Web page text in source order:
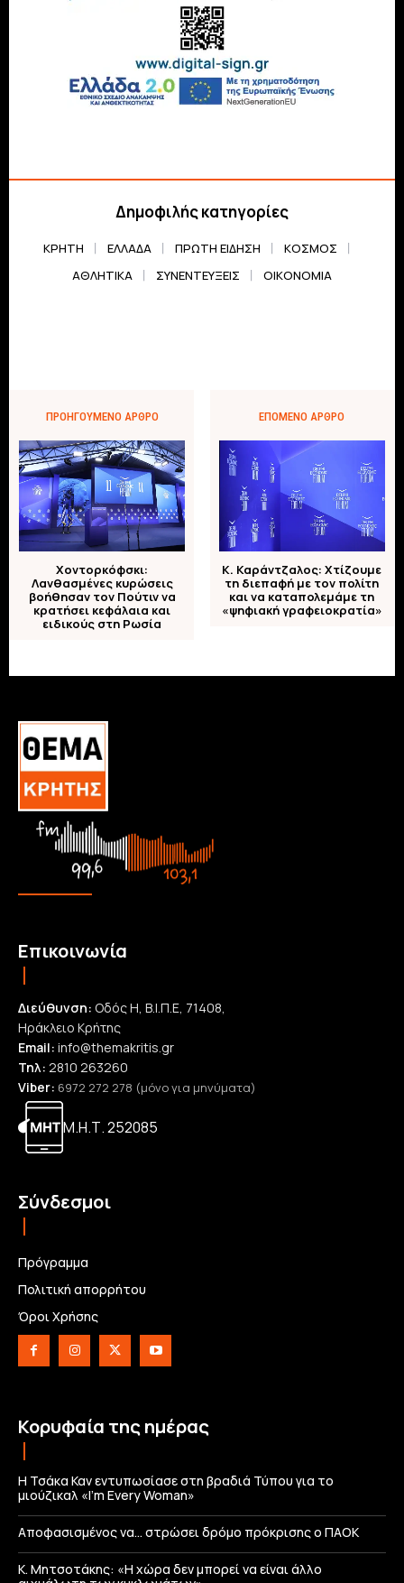
Δημοφιλής κατηγορίες
ΚΡΗΤΗ ΕΛΛΆΔΑ ΠΡΏΤΗ ΕΊΔΗΣΗ
ΚΌΣΜΟΣ
ΑΘΛΗΤΙΚΆ
ΣΥΝΕΝΤΕΎΞΕΙΣ ΟΙΚΟΝΟΜΊΑ
ΠΡΟΗΓΟΎΜΕΝΟ ΆΡΘΡΟ
Χοντορκόφσκι:
Λανθασμένες κυρώσεις
βοήθησαν τον Πούτιν να
κρατήσει κεφάλαια και
ειδικούς στη Ρωσία
ΕΠΌΜΕΝΟ ΆΡΘΡΟ
Κ. Καράντζαλος: Χτίζουμε
τη διεπαφή με τον πολίτη
και να καταπολεμάμε τη
«ψηφιακή γραφειοκρατία»
Επικοινωνία
Διεύθυνση: Οδός Η, Β.Ι.Π.Ε, 71408,
Ηράκλειο Κρήτης
Email: info@themakritis.gr
Τηλ: 2810 263260
Viber: 6972 272 278 (μόνο για μηνύματα)
Μ.Η.Τ. 252085
Σύνδεσμοι
Πρόγραμμα
Πολιτική απορρήτου
Όροι Χρήσης
Κορυφαία της ημέρας
Η Τσάκα Καν εντυπωσίασε στη βραδιά Τύπου για το
μιούζικαλ «I’m Every Woman»
Αποφασισμένος να… στρώσει δρόμο πρόκρισης ο ΠΑΟΚ
Κ. Μητσοτάκης: «Η χώρα δεν μπορεί να είναι άλλο